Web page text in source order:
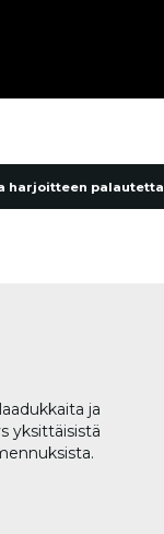
harjoitteen palautetta
ja
yksittäisistä